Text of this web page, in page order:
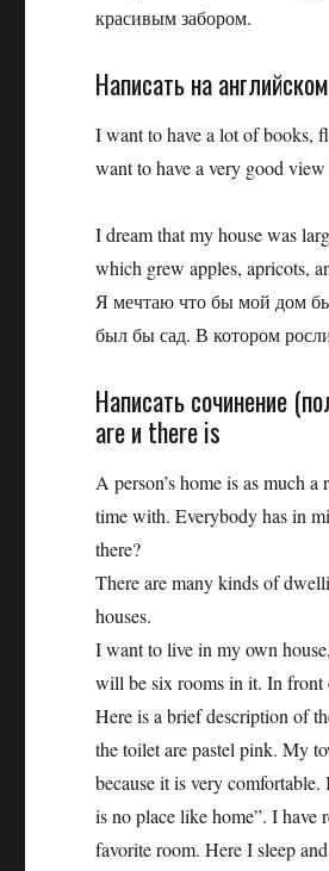
красивым забором.
Написать на
I want to have a lot of books,
want to have a very good
I dream that my house was
which grew apples, apricots,
Я мечтаю что бы мой дом
был бы сад. В котором
Написать сочинение
are и there is
A person’s home is as much
time with. Everybody has in
there?
There are many kinds of
houses.
I want to live in my own
will be six rooms in it. In front
Here is a brief description of
the toilet are pastel pink. My
because it is very
is no place like home”. I
favorite room. Here I sleep